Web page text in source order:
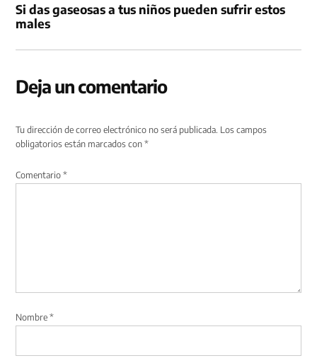
Si das gaseosas a tus niños pueden sufrir estos
males
Deja un comentario
Tu dirección de correo electrónico no será publicada. Los campos
obligatorios están marcados con*
Comentario*
Nombre*